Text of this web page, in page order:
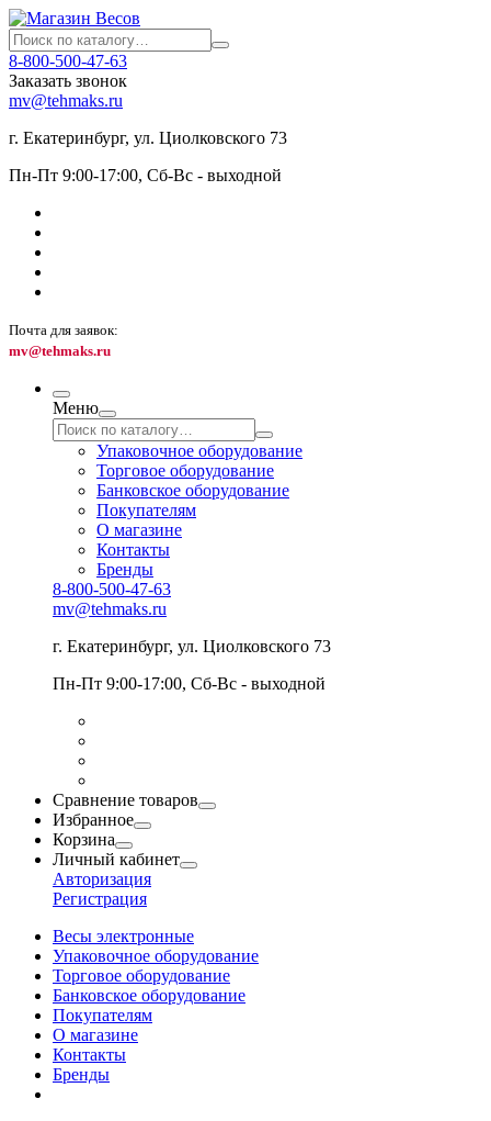
8-800-500-47-63
Заказать звонок
mv@tehmaks.ru
г. Екатеринбург, ул. Циолковского 73
Пн-Пт 9:00-17:00, Сб-Вс - выходной
Почта для заявок:
mv@tehmaks.ru
Меню
Упаковочное оборудование
Торговое оборудование
Банковское оборудование
Покупателям
О магазине
Контакты
Бренды
8-800-500-47-63
mv@tehmaks.ru
г. Екатеринбург, ул. Циолковского 73
Пн-Пт 9:00-17:00, Сб-Вс - выходной
Сравнение товаров
Избранное
Корзина
Личный кабинет
Авторизация
Регистрация
Весы электронные
Упаковочное оборудование
Торговое оборудование
Банковское оборудование
Покупателям
О магазине
Контакты
Бренды